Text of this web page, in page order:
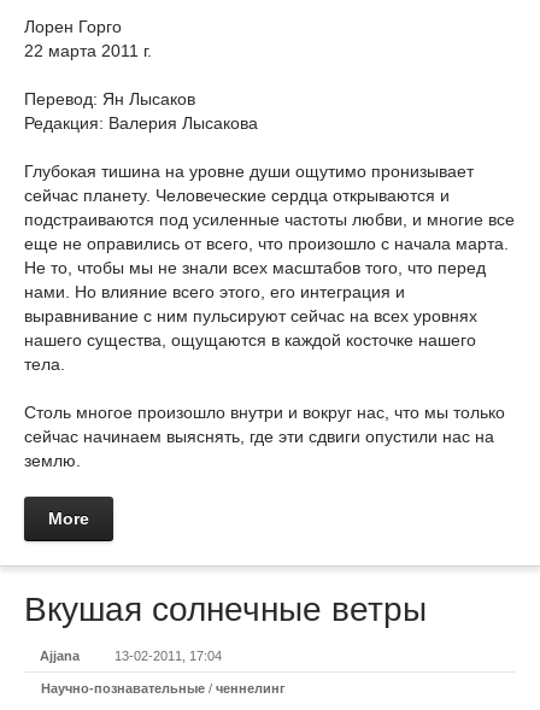
Лорен Горго
22 марта 2011 г.
Перевод: Ян Лысаков
Редакция: Валерия Лысакова
Глубокая тишина на уровне души ощутимо пронизывает
сейчас планету. Человеческие сердца открываются и
подстраиваются под усиленные частоты любви, и многие все
еще не оправились от всего, что произошло с начала марта.
Не то, чтобы мы не знали всех масштабов того, что перед
нами. Но влияние всего этого, его интеграция и
выравнивание с ним пульсируют сейчас на всех уровнях
нашего существа, ощущаются в каждой косточке нашего
тела.
Столь многое произошло внутри и вокруг нас, что мы только
сейчас начинаем выяснять, где эти сдвиги опустили нас на
землю.
More
Вкушая солнечные ветры
Ajjana 13-02-2011, 17:04
Научно-познавательные / ченнелинг